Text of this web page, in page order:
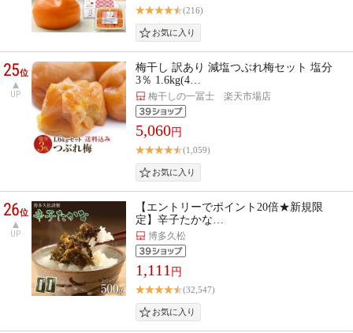
(216)
25位
UP
梅干し 訳あり 減塩つぶれ梅セット 塩分
3％ 1.6kg(4…
梅干しの一冨士 楽天市場店
5,060円
(1,059)
26位
UP
【エントリーでポイント20倍★新規限
定】辛子たかな…
博多久松
1,111 円
(32,547)